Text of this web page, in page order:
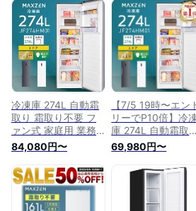
冷凍庫 274L 自動霜
取り 霜取り不要 フ
ァン式 家庭用 業務
用 大容量 右開き ノ
ンフロン フリーザー
ストッカー 冷凍 ス
リム 冷凍食品 スト
ック キッチン家電
アラーム機能 ホワイ
84,080円〜
【7/5 19時〜エン
リーでP10倍】冷
庫 274L 自動霜取り
霜取り不要 ファン
家庭用 業務用 大容
量 右開き ノンフロ
ン フリーザー スト
ッカー 冷凍 スリム
冷凍食品 ストック
69,980円〜